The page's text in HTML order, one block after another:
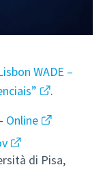
WADE –
.
Online
di Pisa,